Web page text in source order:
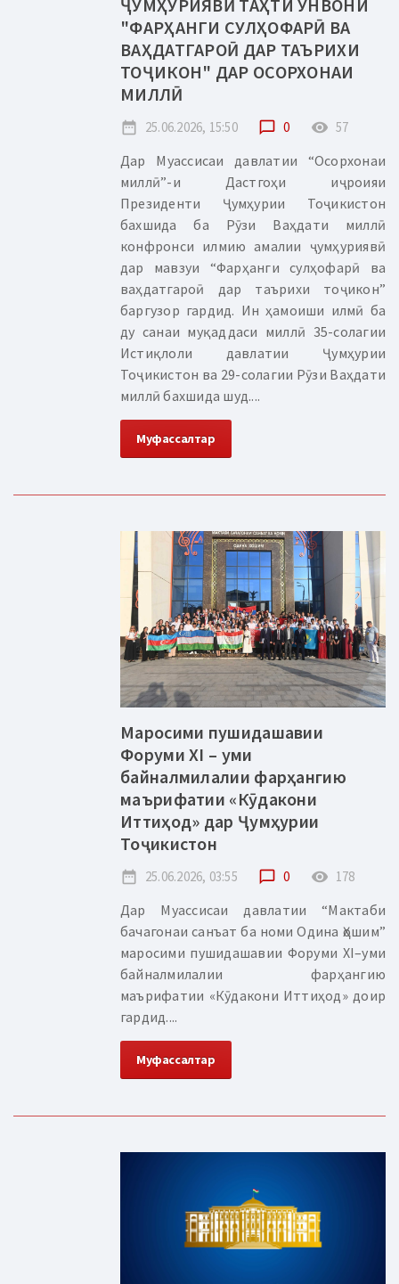
ҶУМҲУРИЯВӢ ТАҲТИ УНВОНИ
"ФАРҲАНГИ СУЛҲОФАРӢ ВА
ВАҲДАТГАРОӢ ДАР ТАЪРИХИ
ТОҶИКОН" ДАР ОСОРХОНАИ
МИЛЛӢ
date_range 25.06.2026, 15:50 chat_bubble_outline 0 remove_red_eye 57
Дар Муассисаи давлатии “Осорхонаи
миллӣ”-и Дастгоҳи иҷроияи
Президенти Ҷумҳурии Тоҷикистон
бахшида ба Рӯзи Ваҳдати миллӣ
конфронси илмию амалии ҷумҳуриявӣ
дар мавзуи “Фарҳанги сулҳофарӣ ва
ваҳдатгароӣ дар таърихи тоҷикон”
баргузор гардид. Ин ҳамоиши илмӣ ба
ду санаи муқаддаси миллӣ 35-солагии
Истиқлоли давлатии Ҷумҳурии
Тоҷикистон ва 29-солагии Рӯзи Ваҳдати
миллӣ бахшида шуд....
Муфассалтар
Маросими пушидашавии
Форуми XI – уми
байналмилалии фарҳангию
маърифатии «Кӯдакони
Иттиҳод» дар Ҷумҳурии
Тоҷикистон
date_range 25.06.2026, 03:55 chat_bubble_outline 0 remove_red_eye 178
Дар Муассисаи давлатии “Мактаби
бачагонаи санъат ба номи Одина Ҳошим”
маросими пушидашавии Форуми XI–уми
байналмилалии фарҳангию
маърифатии «Кӯдакони Иттиҳод» доир
гардид....
Муфассалтар